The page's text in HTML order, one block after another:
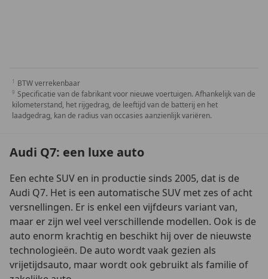
BTW verrekenbaar
Specificatie van de fabrikant voor nieuwe voertuigen. Afhankelijk van de
kilometerstand, het rijgedrag, de leeftijd van de batterij en het
laadgedrag, kan de radius van occasies aanzienlijk variëren.
Audi Q7: een luxe auto
Een echte SUV en in productie sinds 2005, dat is de
Audi Q7. Het is een automatische SUV met zes of acht
versnellingen. Er is enkel een vijfdeurs variant van,
maar er zijn wel veel verschillende modellen. Ook is de
auto enorm krachtig en beschikt hij over de nieuwste
technologieën. De auto wordt vaak gezien als
vrijetijdsauto, maar wordt ook gebruikt als familie of